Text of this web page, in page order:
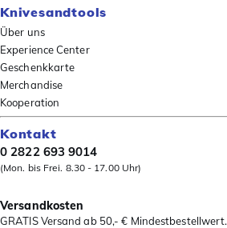
Knivesandtools
Über uns
Experience Center
Geschenkkarte
Merchandise
Kooperation
Kontakt
0 2822 693 9014
(Mon. bis Frei. 8.30 - 17.00 Uhr)
Versandkosten
GRATIS Versand ab 50,- € Mindestbestellwert.